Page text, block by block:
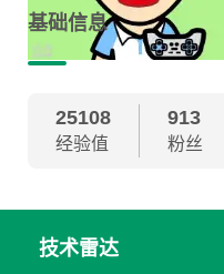
基础信息
25108
经验值
913
粉丝
技术雷达